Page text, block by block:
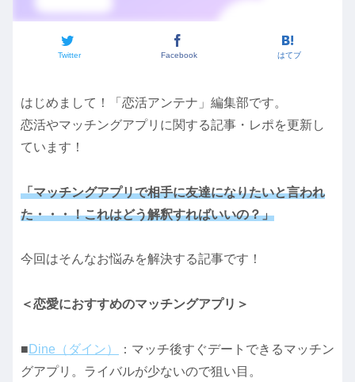
Twitter Facebook はてブ
はじめまして！「恋活アンテナ」編集部です。
恋活やマッチングアプリに関する記事・レポを更新し
ています！
「マッチングアプリで相手に友達になりたいと言われ
た・・・！これはどう解釈すればいいの？」
今回はそんなお悩みを解決する記事です！
＜恋愛におすすめのマッチングアプリ＞
■ Dine（ダイン）
：マッチ後すぐデートできるマッチン
グアプリ。ライバルが少ないので狙い目。